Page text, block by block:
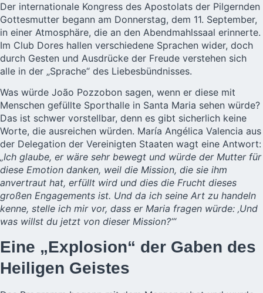
Der internationale Kongress des Apostolats der Pilgernden
Gottesmutter begann am Donnerstag, dem 11. September,
in einer Atmosphäre, die an den Abendmahlssaal erinnerte.
Im Club Dores hallen verschiedene Sprachen wider, doch
durch Gesten und Ausdrücke der Freude verstehen sich
alle in der „Sprache“ des Liebesbündnisses.
Was würde João Pozzobon sagen, wenn er diese mit
Menschen gefüllte Sporthalle in Santa Maria sehen würde?
Das ist schwer vorstellbar, denn es gibt sicherlich keine
Worte, die ausreichen würden. María Angélica Valencia aus
der Delegation der Vereinigten Staaten wagt eine Antwort:
„Ich glaube, er wäre sehr bewegt und würde der Mutter für
diese Emotion danken, weil die Mission, die sie ihm
anvertraut hat, erfüllt wird und dies die Frucht dieses
großen Engagements ist. Und da ich seine Art zu handeln
kenne, stelle ich mir vor, dass er Maria fragen würde: ‚Und
was willst du jetzt von dieser Mission?‘“
Eine „Explosion“ der Gaben des
Heiligen Geistes